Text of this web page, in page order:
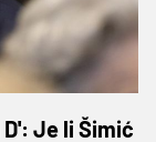
Je li Šimić